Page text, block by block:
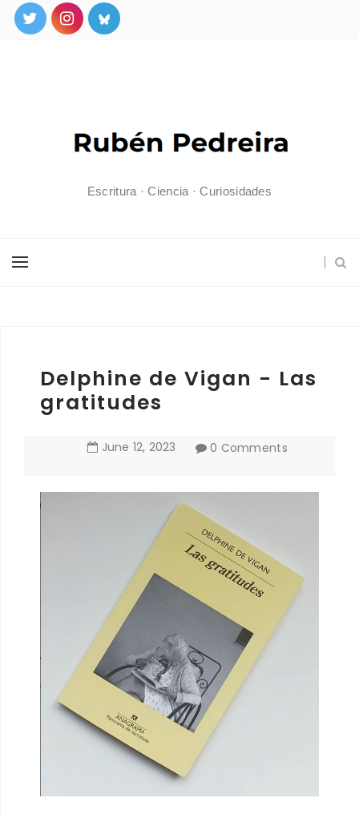
Escritura · Ciencia · Curiosidades
Delphine de Vigan - Las
gratitudes
June 12, 2023 0 Comments